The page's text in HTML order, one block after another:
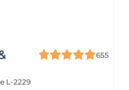
655
L-2229